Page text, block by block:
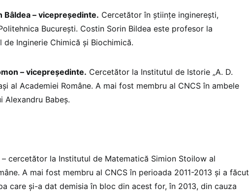
Bâldea – vicepreședinte. Cercetător în științe inginerești,
București. Costin Sorin Bildea este profesor la
de Inginerie Chimică și Biochimică.
– vicepreședinte. Cercetător la Institutul de Istorie „A. D.
al Academiei Române. A mai fost membru al CNCS în ambele
Alexandru Babeș.
– cercetător la Institutul de Matematică Simion Stoilow al
A mai fost membru al CNCS în perioada 2011-2013 și a făcut
care și-a dat demisia în bloc din acest for, în 2013, din cauza